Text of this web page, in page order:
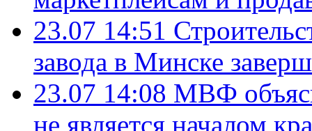
23.07 14:51
завода в Минске
23.07 14:08 МВФ
не является началом